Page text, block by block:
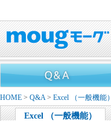
HOME > Q&A> Excel （一般機能）
Excel （一般機能）